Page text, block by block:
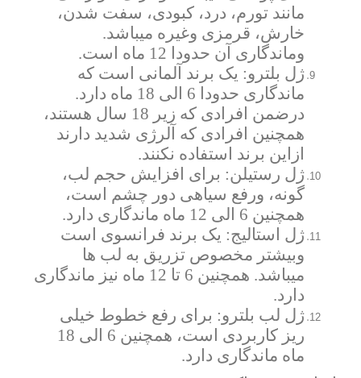
مانند تورم، درد، کبودی، سفت شدن،
خارش، قرمزی وغیره میباشد.
وماندگاری آن حدودا 12 ماه است.
ژل بلترو: یک برند آلمانی است که
ماندگاری حدودا 6 الی 18 ماه دارد.
درضمن افرادی که زیر 18 سال هستند،
همچنین افرادی که آلرژی شدید دارند
ازاین برند استفاده نکنند.
ژل رستیلن: برای افزایش حجم لب،
گونه، ورفع سیاهی دور چشم است،
همچنین 6 الی 12 ماه ماندگاری دارد.
ژل استالیج: یک برند فرانسوی است
وبیشتر مخصوص تزریق به لب ها
میباشد. همچنین 6 تا 12 ماه نیز ماندگاری
دارد.
ژل لب بلترو: برای رفع خطوط خیلی
ریز کاربردی است، همچنین 6 الی 18
ماه ماندگاری دارد.